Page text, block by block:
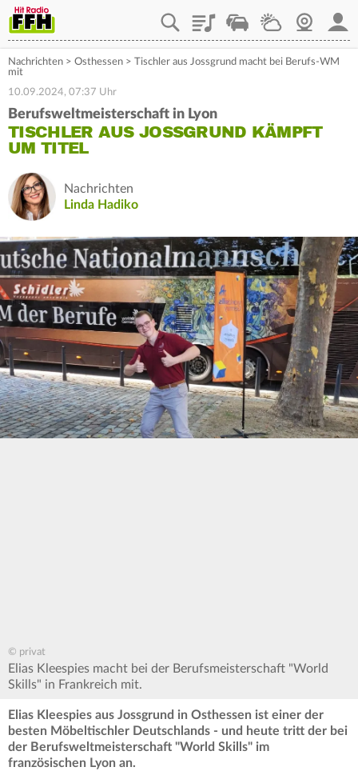
PlaylistStaupilotWetterWebcam
Nachrichten > Osthessen > Tischler aus Jossgrund macht bei Berufs-WM
mit
10.09.2024, 07:37 Uhr
Berufsweltmeisterschaft in Lyon
TISCHLER AUS JOSSGRUND KÄMPFT
UM TITEL
Nachrichten
Linda Hadiko
© privat
Elias Kleespies macht bei der Berufsmeisterschaft "World
Skills" in Frankreich mit.
Elias Kleespies aus Jossgrund in Osthessen ist einer der
besten Möbeltischler Deutschlands - und heute tritt der bei
der Berufsweltmeisterschaft "World Skills" im
französischen Lyon an.